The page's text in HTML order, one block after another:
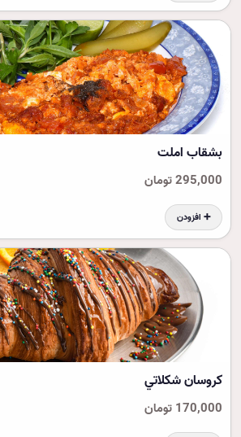
بشقاب املت
295,000 تومان
➕ افزودن
کروسان شکلاتي
170,000 تومان